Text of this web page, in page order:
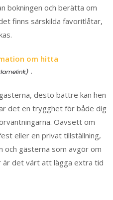
bokningen och berätta om
finns särskilda favoritlåtar,
om hitta
.
desto bättre kan hen
det en trygghet för både dig
Oavsett om
eller en privat tillställning,
och gästerna som avgör om
är det värt att lägga extra tid